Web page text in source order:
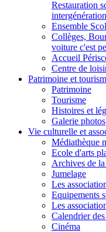
Restauration
Ensemble
Collèges,
voiture c'est
Accueil
Centre de
Patrimoine et
Patrimoine
Tourisme
Histoires et
Galerie photos
Vie culturelle et
Médiathèque
Ecole d'arts
Archives de
Jumelage
Les
Equipements
Les
Calendrier
Cinéma